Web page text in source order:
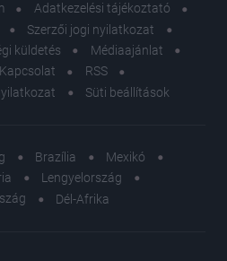
Adatkezelési tájékoztató
Szerzői jogi nyilatkozat
küldetés
Médiaajánlat
Kapcsolat
RSS
Süti beállítások
Brazília
Mexikó
Lengyelország
Dél-Afrika